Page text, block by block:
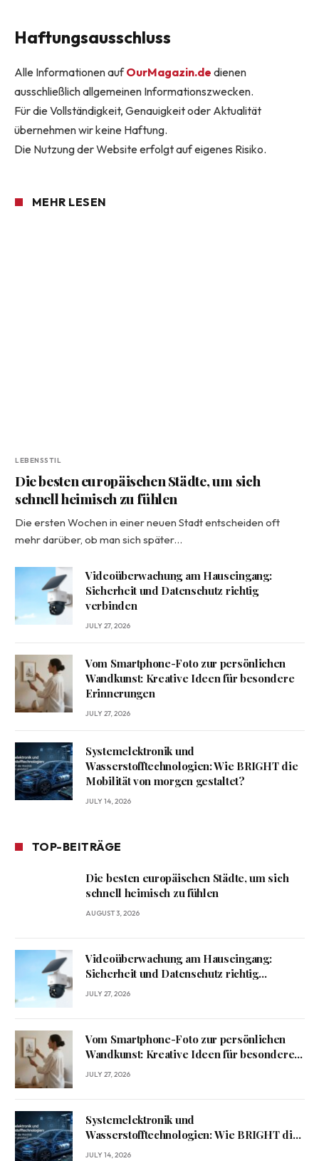
Haftungsausschluss
Alle Informationen aufOurMagazin.de dienen
ausschließlich allgemeinen Informationszwecken.
Für die Vollständigkeit, Genauigkeit oder Aktualität
übernehmen wir keine Haftung.
Die Nutzung der Website erfolgt auf eigenes Risiko.
MEHR LESEN
LEBENSSTIL
Die besten europäischen Städte, um sich
schnell heimisch zu fühlen
Die ersten Wochen in einer neuen Stadt entscheiden oft
mehr darüber, ob man sich später…
Videoüberwachung am Hauseingang:
Sicherheit und Datenschutz richtig
verbinden
JULY 27, 2026
Vom Smartphone-Foto zur persönlichen
Wandkunst: Kreative Ideen für besondere
Erinnerungen
JULY 27, 2026
Systemelektronik und
Wasserstofftechnologien: Wie BRIGHT die
Mobilität von morgen gestaltet?
JULY 14, 2026
TOP-BEITRÄGE
Die besten europäischen Städte, um sich
schnell heimisch zu fühlen
AUGUST 3, 2026
Videoüberwachung am Hauseingang:
Sicherheit und Datenschutz richtig
verbinden
JULY 27, 2026
Vom Smartphone-Foto zur persönlichen
Wandkunst: Kreative Ideen für besondere
Erinnerungen
JULY 27, 2026
Systemelektronik und
Wasserstofftechnologien: Wie BRIGHT die
Mobilität von morgen gestaltet?
JULY 14, 2026